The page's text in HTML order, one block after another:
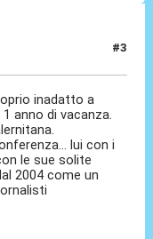
#3
inadatto a
anno di vacanza.
lui con i
le sue solite
2004 come un